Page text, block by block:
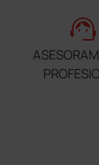
support_agent